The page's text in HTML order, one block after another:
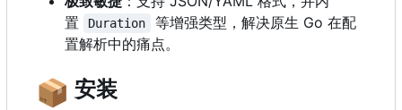
置
Duration
等增强类型，解决原生 Go 在配
置解析中的痛点。
📦 安装